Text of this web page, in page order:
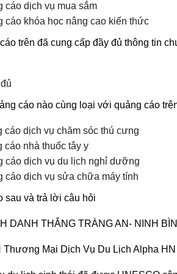
cáo dịch vụ mua sắm
cáo khóa học nâng cao kiến thức
trên đã cung cấp đầy đủ thông tin
cáo nào cùng loại với quảng cáo
cáo dịch vụ chăm sóc thú cưng
cáo nhà thuốc tây y
cáo dịch vụ du lịch nghỉ dưỡng
cáo dịch vụ sửa chữa máy tính
sau và trả lời câu hỏi
DANH THẮNG TRÀNG AN- NINH
Thương Mại Dịch Vụ Du Lịch Alpha HN